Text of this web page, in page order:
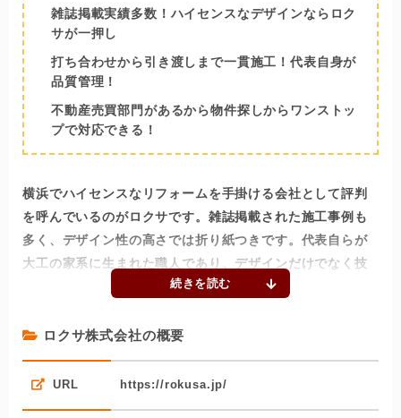
雑誌掲載実績多数！ハイセンスなデザインならロク
サが一押し
打ち合わせから引き渡しまで一貫施工！代表自身が
品質管理！
不動産売買部門があるから物件探しからワンストッ
プで対応できる！
横浜でハイセンスなリフォームを手掛ける会社として評判
を呼んでいるのがロクサです。雑誌掲載された施工事例も
多く、デザイン性の高さでは折り紙つきです。代表自らが
大工の家系に生まれた職人であり、デザインだけでなく技
術力でも勝負できる実力を持っています。
ずに自社で対応します。お客様のリクエストがしっかり現
が実現できます。最終的な品質管理は代表自身が行ってい
ロクサ株式会社の概要
URL https://rokusa.jp/